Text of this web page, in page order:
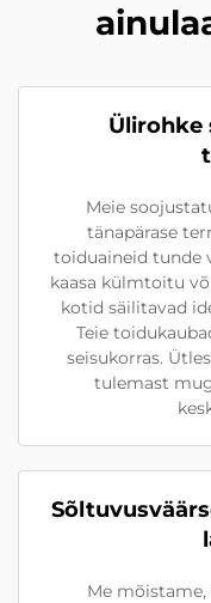
Ülirohke
Meie
tänapärase
toiduaineid tunde
kaasa külmtoitu
kotid säilitavad
Teie
seisukorras.
tulemast
Me